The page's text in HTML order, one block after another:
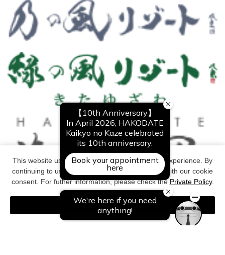
Copyright©All Right Reserved. NOGUCHI KANKO CO,Ltd.
This website uses cookies to improve your user experience. By
continuing to use this website, you have agreed with our cookie
consent. For futher information, please check thePrivate Policy.
Agree